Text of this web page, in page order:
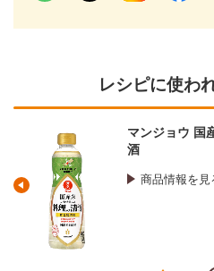
レシピに使わ
マンジョウ 国
酒
商品情報を見